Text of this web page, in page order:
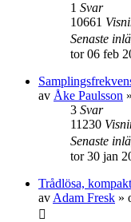
1 Svar
10661
Senaste
tor 06 feb
av Åke Paulsson »
3 Svar
11230
Senaste
tor 30 jan
Trådlösa,
av Adam Fresk »